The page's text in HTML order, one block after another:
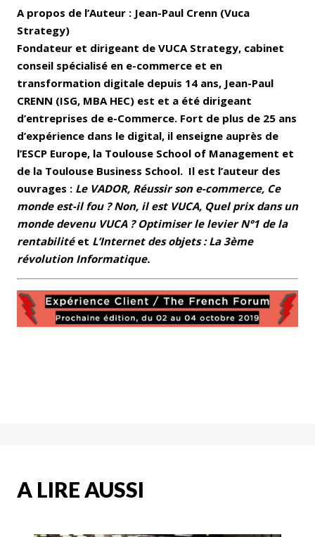
A propos de l’Auteur : Jean-Paul Crenn (Vuca
Strategy)
Fondateur et dirigeant de VUCA Strategy, cabinet
conseil spécialisé en e-commerce et en
transformation digitale depuis 14 ans, Jean-Paul
CRENN (ISG, MBA HEC) est et a été dirigeant
d’entreprises de e-Commerce. Fort de plus de 25 ans
d’expérience dans le digital, il enseigne auprès de
l’ESCP Europe, la Toulouse School of Management et
de la Toulouse Business School. Il est l’auteur des
ouvrages : Le VADOR, Réussir son e-commerce, Ce
monde est-il fou ? Non, il est VUCA, Quel prix dans un
monde devenu VUCA ? Optimiser le levier N°1 de la
rentabilitéet L’Internet des objets : La 3ème
révolution Informatique.
A LIRE AUSSI